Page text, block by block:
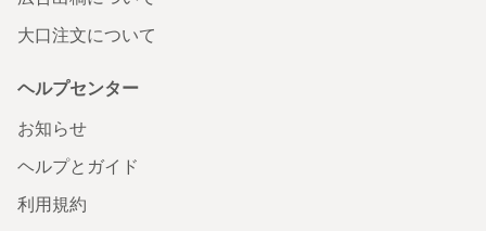
大口注文について
ヘルプセンター
お知らせ
ヘルプとガイド
利用規約